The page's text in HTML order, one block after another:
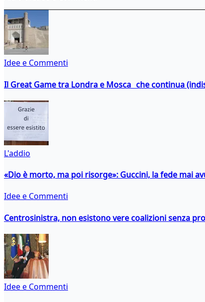
Idee e Commenti
Il Great Game tra Londra e Mosca che continua
L'addio
«Dio è morto, ma poi risorge»: Guccini, la fede mai
Idee e Commenti
Centrosinistra, non esistono vere coalizioni senza
Idee e Commenti